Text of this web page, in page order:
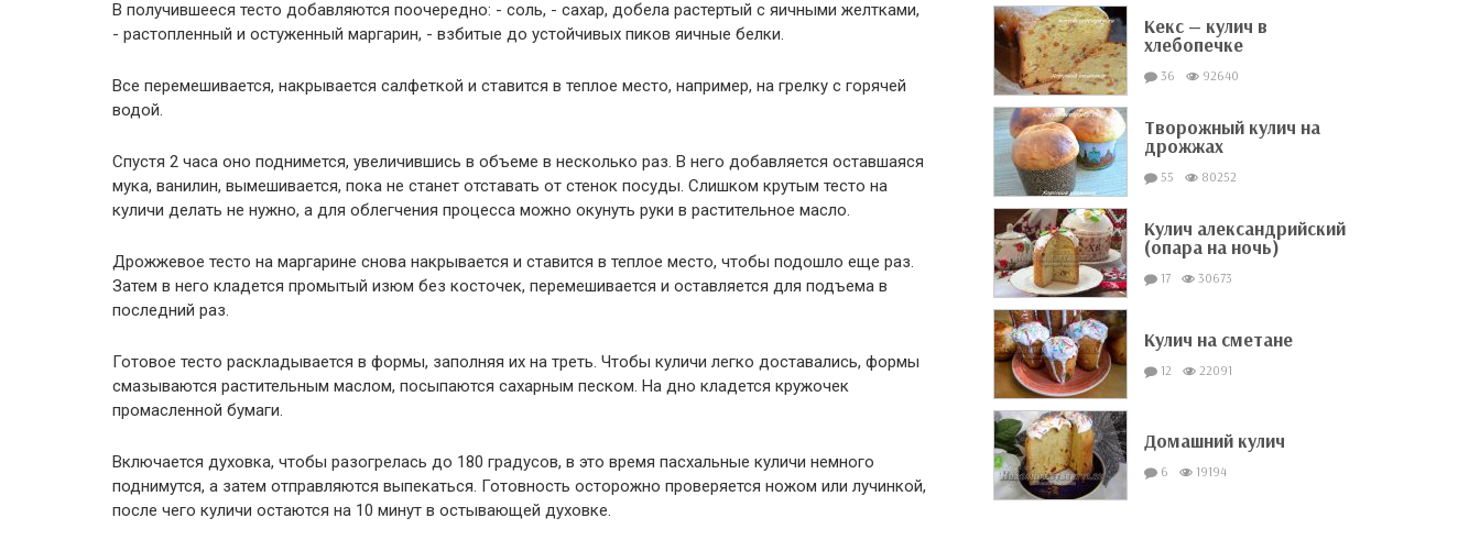
В получившееся тесто добавляются поочередно: - соль, - сахар, добела растертый с яичными желтками,
- растопленный и остуженный маргарин, - взбитые до устойчивых пиков яичные белки.
Все перемешивается, накрывается салфеткой и ставится в теплое место, например, на грелку с горячей
водой.
Спустя 2 часа оно поднимется, увеличившись в объеме в несколько раз. В него добавляется оставшаяся
мука, ванилин, вымешивается, пока не станет отставать от стенок посуды. Слишком крутым тесто на
куличи делать не нужно, а для облегчения процесса можно окунуть руки в растительное масло.
Дрожжевое тесто на маргарине снова накрывается и ставится в теплое место, чтобы подошло еще раз.
Затем в него кладется промытый изюм без косточек, перемешивается и оставляется для подъема в
последний раз.
Готовое тесто раскладывается в формы, заполняя их на треть. Чтобы куличи легко доставались, формы
смазываются растительным маслом, посыпаются сахарным песком. На дно кладется кружочек
промасленной бумаги.
Включается духовка, чтобы разогрелась до 180 градусов, в это время пасхальные куличи немного
поднимутся, а затем отправляются выпекаться. Готовность осторожно проверяется ножом или лучинкой,
после чего куличи остаются на 10 минут в остывающей духовке.
Кекс — кулич в
хлебопечке
36 92640
Творожный кулич на
дрожжах
55 80252
Кулич александрийский
(опара на ночь)
17 30673
Кулич на сметане
12 22091
Домашний кулич
6 19194